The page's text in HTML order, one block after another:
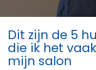
Dit zijn de 5
die ik het
mijn salon